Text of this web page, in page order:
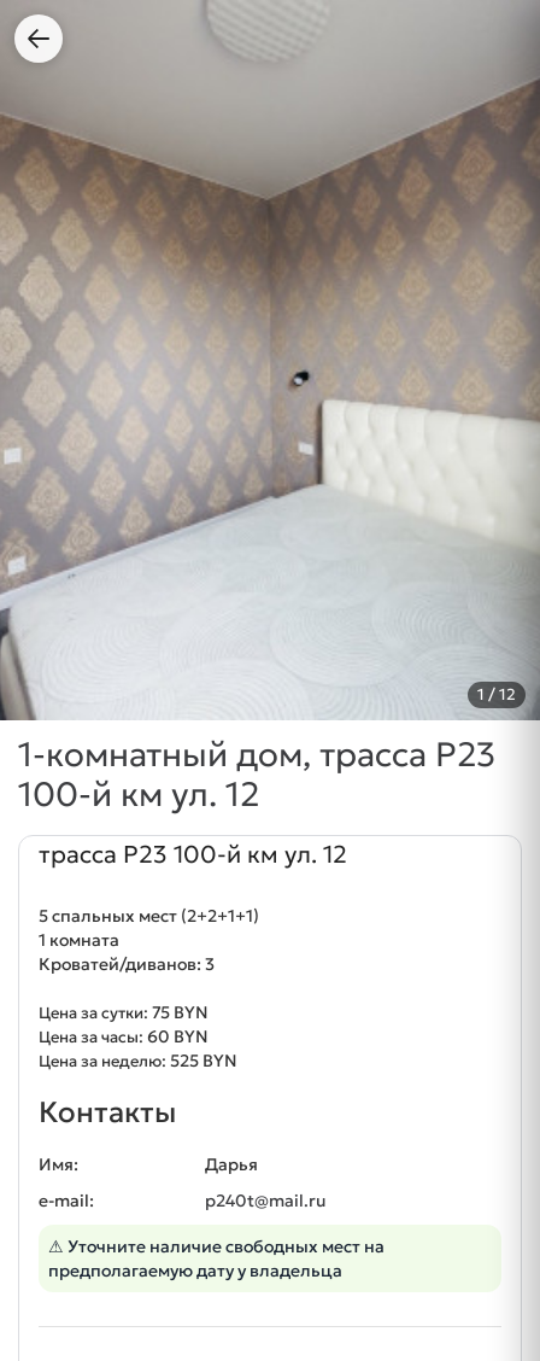
1 / 12
1-комнатный дом, трасса P23
100-й км ул. 12
трасса P23 100-й км ул. 12
5 спальных мест (2+2+1+1)
1 комната
Кроватей/диванов: 3
Цена за сутки: 75 BYN
Цена за часы: 60 BYN
Цена за неделю: 525 BYN
Контакты
Имя:
Дарья
e-mail:
p240t@mail.ru
⚠ Уточните наличие свободных мест на
предполагаемую дату у владельца